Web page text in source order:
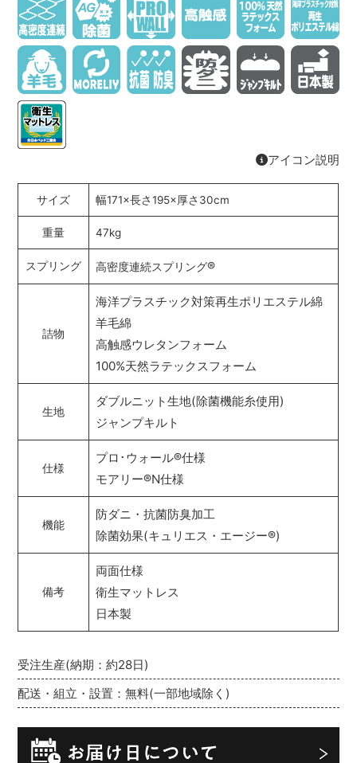
受注生産(納期：約28日)
配送・組立・設置：無料(一部地域除く)
アイコン説明
サイズ 幅171×長さ195×厚さ30cm
重量 47kg
スプリング 高密度連続スプリング®
詰物
海洋プラスチック対策再生ポリエステル綿
羊毛綿
高触感ウレタンフォーム
100%天然ラテックスフォーム
生地
ダブルニット生地(除菌機能糸使用)
ジャンプキルト
仕様
プロ･ウォール®仕様
モアリー®N仕様
機能
防ダニ・抗菌防臭加工
除菌効果(キュリエス・エージー®)
備考
両面仕様
衛生マットレス
日本製